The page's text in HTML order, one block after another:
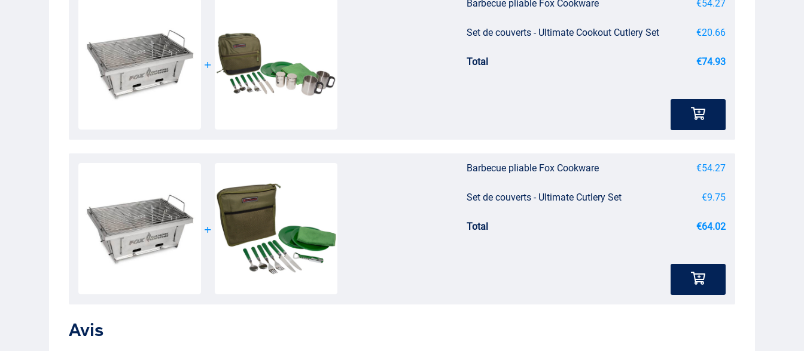
Barbecue pliable Fox Cookware €54.27
Set de couverts - Ultimate Cookout Cutlery Set €20.66
Total €74.93
Barbecue pliable Fox Cookware €54.27
Set de couverts - Ultimate Cutlery Set €9.75
Total €64.02
Avis